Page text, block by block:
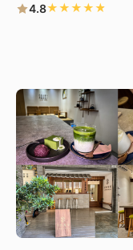
4.8★★★★★